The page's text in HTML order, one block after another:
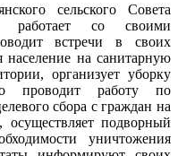
сельского Совета
работает со своими
встречи в своих
население на санитарную
организует уборку
проводит работу по
сбора с граждан на
осуществляет подворный
уничтожения